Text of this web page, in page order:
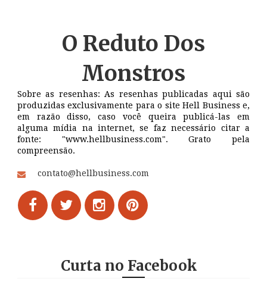
O Reduto Dos
Monstros
Sobre as resenhas: As resenhas publicadas aqui são
produzidas exclusivamente para o site Hell Business e,
em razão disso, caso você queira publicá-las em
alguma mídia na internet, se faz necessário citar a
fonte: "www.hellbusiness.com". Grato pela
compreensão.
contato@hellbusiness.com
Curta no Facebook